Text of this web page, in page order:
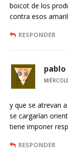
boicot de los
contra esos
RESPONDER
pablo
y que se atrevan
se cargarían
tiene imponer
RESPONDER